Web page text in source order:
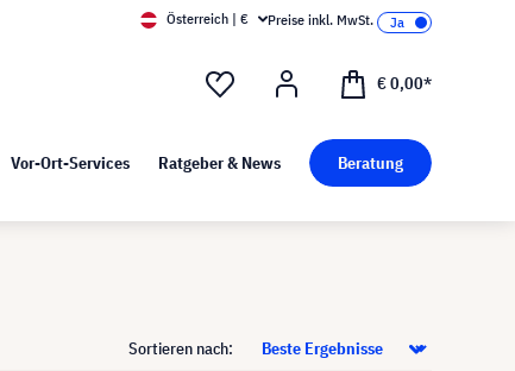
Kunst bei visunext
Österreich | € Preise inkl. MwSt.
€ 0,00*
Vor-Ort-Services Ratgeber & News Beratung
Sortieren nach: